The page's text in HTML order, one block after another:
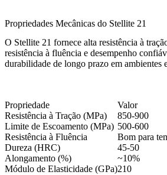
Propriedades Mecânicas do Stellite 21
O Stellite 21 fornece alta resistência à
resistência à fluência e desempenho
durabilidade de longo prazo em ambientes
Propriedade
Valor
Resistência à Tração (MPa)
850-900
Limite de Escoamento (MPa) 500-600
Resistência à Fluência
Bom para
Dureza (HRC)
45-50
Alongamento (%)
~10%
Módulo de Elasticidade (GPa)210